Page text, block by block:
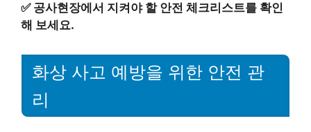
✅ 공사현장에서 지켜야 할 안전 체크리스트를 확인
해 보세요.
화상 사고 예방을 위한 안전 관
리